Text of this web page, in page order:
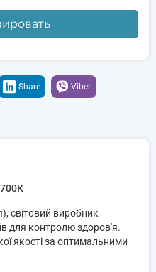
Share Viber
світовий виробник
для контролю здоров'я.
якості за оптимальними